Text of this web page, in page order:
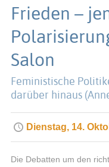
Frieden –
Salon
Feministische
darüber hinaus
Dienstag, 14.
Die Debatten um den